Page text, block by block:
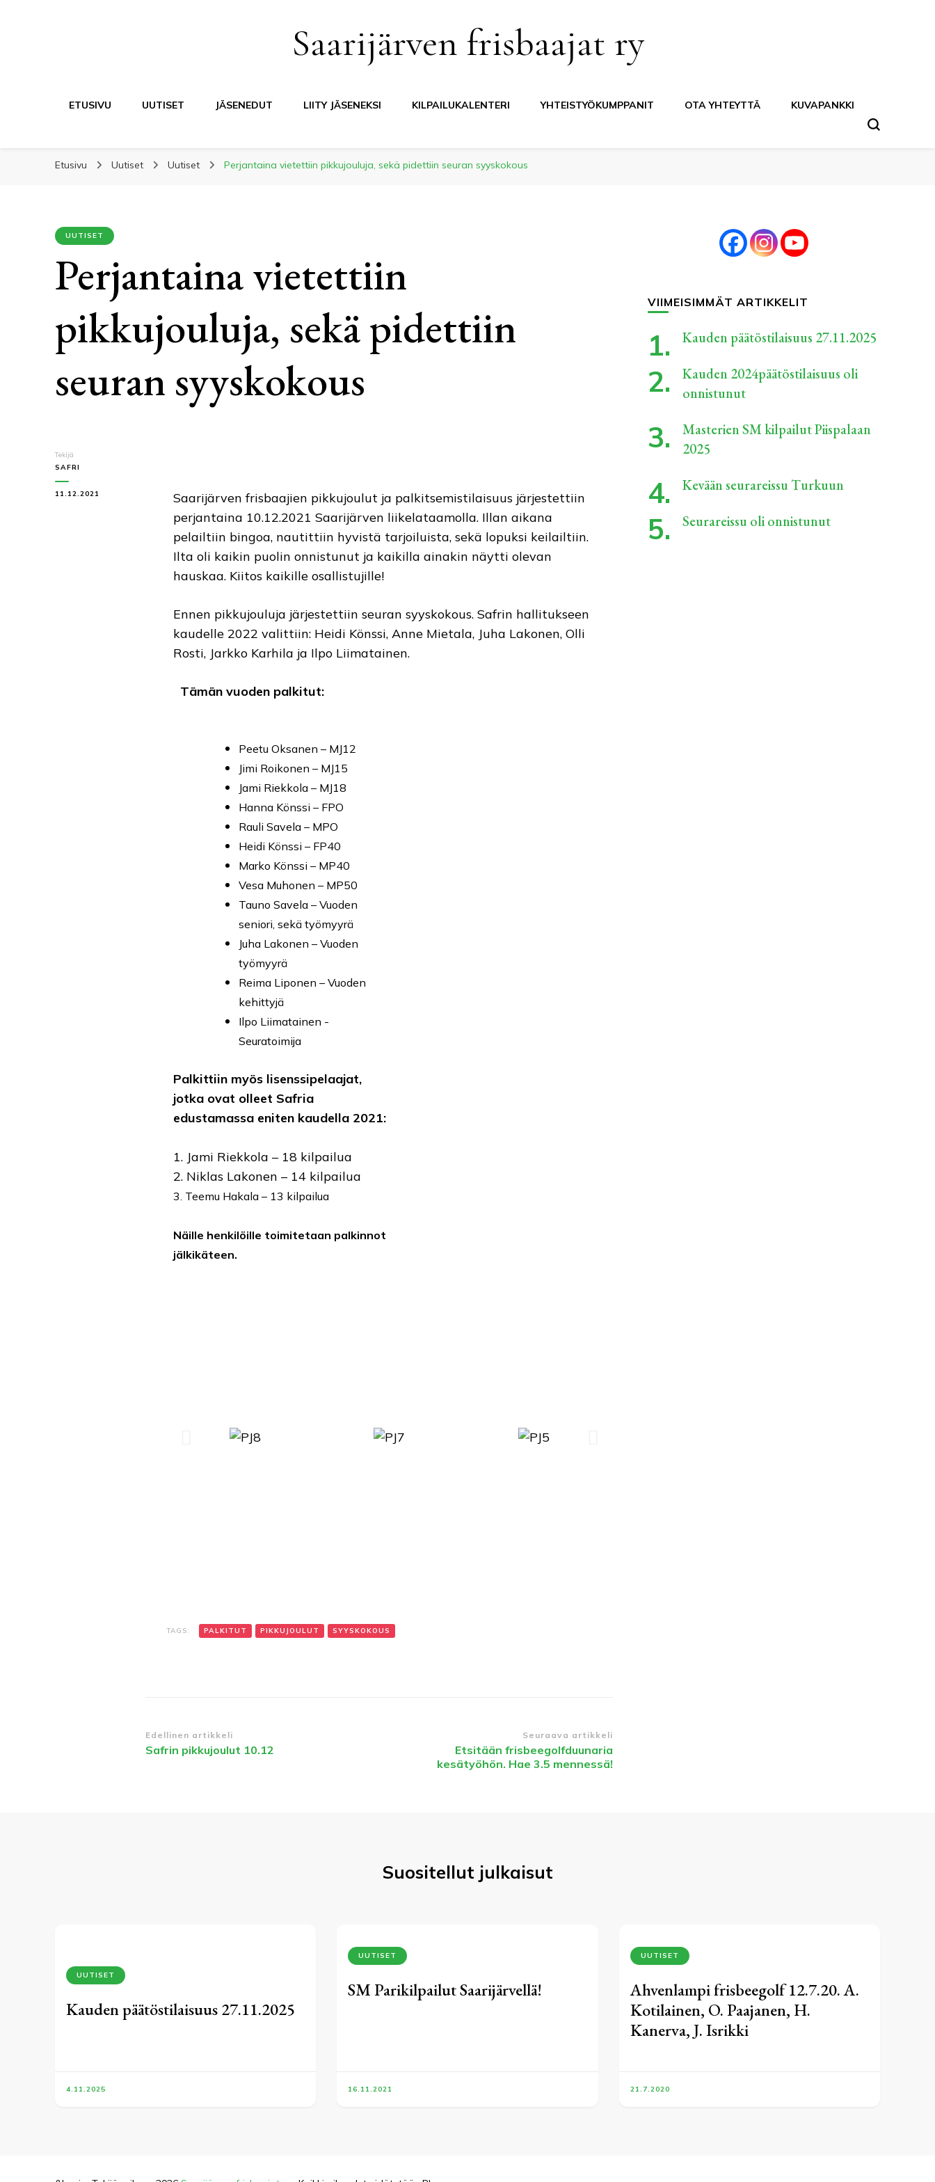
Saarijärven frisbaajat ry
ETUSIVU UUTISET JÄSENEDUT LIITY JÄSENEKSI KILPAILUKALENTERI YHTEISTYÖKUMPPANIT OTA YHTEYTTÄ KUVAPANKKI
Etusivu Uutiset Uutiset Perjantaina vietettiin pikkujouluja, sekä pidettiin seuran syyskokous
UUTISET
Perjantaina vietettiin
pikkujouluja, sekä pidettiin
seuran syyskokous
Tekijä
SAFRI
11.12.2021
Saarijärven frisbaajien pikkujoulut ja palkitsemistilaisuus järjestettiin
perjantaina 10.12.2021 Saarijärven liikelataamolla. Illan aikana
pelailtiin bingoa, nautittiin hyvistä tarjoiluista, sekä lopuksi keilailtiin.
Ilta oli kaikin puolin onnistunut ja kaikilla ainakin näytti olevan
hauskaa. Kiitos kaikille osallistujille!
Ennen pikkujouluja järjestettiin seuran syyskokous. Safrin hallitukseen
kaudelle 2022 valittiin: Heidi Könssi, Anne Mietala, Juha Lakonen, Olli
Rosti, Jarkko Karhila ja Ilpo Liimatainen.
Tämän vuoden palkitut:
Peetu Oksanen – MJ12
Jimi Roikonen – MJ15
Jami Riekkola – MJ18
Hanna Könssi – FPO
Rauli Savela – MPO
Heidi Könssi – FP40
Marko Könssi – MP40
Vesa Muhonen – MP50
Tauno Savela – Vuoden
seniori, sekä työmyyrä
Juha Lakonen – Vuoden
työmyyrä
Reima Liponen – Vuoden
kehittyjä
Ilpo Liimatainen -
Seuratoimija
Palkittiin myös lisenssipelaajat,
jotka ovat olleet Safria
edustamassa eniten kaudella 2021:
1. Jami Riekkola – 18 kilpailua
2. Niklas Lakonen – 14 kilpailua
3. Teemu Hakala – 13 kilpailua
Näille henkilöille toimitetaan palkinnot
jälkikäteen.
TAGS: PALKITUT PIKKUJOULUT SYYSKOKOUS
Edellinen artikkeli
Safrin pikkujoulut 10.12
Seuraava artikkeli
Etsitään frisbeegolfduunaria
kesätyöhön. Hae 3.5 mennessä!
VIIMEISIMMÄT ARTIKKELIT
Kauden päätöstilaisuus 27.11.2025
Kauden 2024päätöstilaisuus oli
onnistunut
Masterien SM kilpailut Piispalaan
2025
Kevään seurareissu Turkuun
Seurareissu oli onnistunut
Suositellut julkaisut
UUTISET
Kauden päätöstilaisuus 27.11.2025
4.11.2025
UUTISET
SM Parikilpailut Saarijärvellä!
16.11.2021
UUTISET
Ahvenlampi frisbeegolf 12.7.20. A.
Kotilainen, O. Paajanen, H.
Kanerva, J. Isrikki
21.7.2020